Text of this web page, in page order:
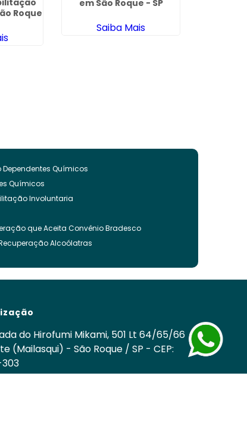
Roque
em São Roque - SP
Saiba Mais
Químicos
Químicos
Involuntaria
que Aceita Convênio Bradesco
Alcoólatras
Drogas
Tratamento de Alcoolismo
Drogas
Drogas Álcool
do Hirofumi Mikami, 501 Lt 64/65/66
(Mailasqui) - São Roque / SP - CEP:
303